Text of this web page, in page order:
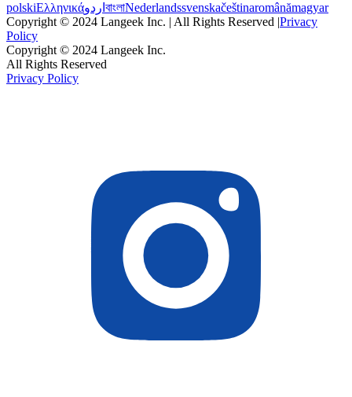
polskiΕλληνικάاردو বাংলাNederlandssvenskačeštinaromânămagyar
Copyright © 2024 Langeek Inc. | All Rights Reserved |Privacy
Policy
Copyright © 2024 Langeek Inc.
All Rights Reserved
Privacy Policy